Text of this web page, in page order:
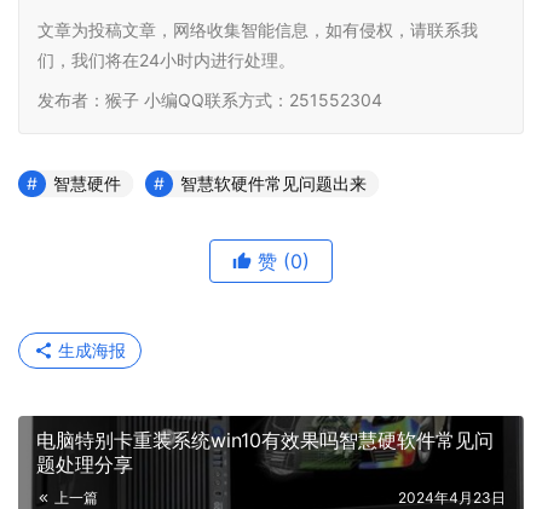
文章为投稿文章，网络收集智能信息，如有侵权，请联系我
们，我们将在24小时内进行处理。
发布者：猴子 小编QQ联系方式：251552304
智慧硬件 智慧软硬件常见问题出来
赞 (0)
生成海报
电脑特别卡重装系统win10有效果吗智慧硬软件常见问
题处理分享
上一篇 2024年4月23日